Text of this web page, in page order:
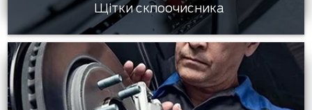
Щітки склоочисника